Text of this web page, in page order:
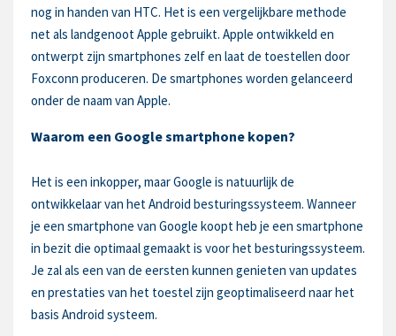
nog in handen van HTC. Het is een vergelijkbare methode
net als landgenoot Apple gebruikt. Apple ontwikkeld en
ontwerpt zijn smartphones zelf en laat de toestellen door
Foxconn produceren. De smartphones worden gelanceerd
onder de naam van Apple.
Waarom een Google smartphone kopen?
Het is een inkopper, maar Google is natuurlijk de
ontwikkelaar van het Android besturingssysteem. Wanneer
je een smartphone van Google koopt heb je een smartphone
in bezit die optimaal gemaakt is voor het besturingssysteem.
Je zal als een van de eersten kunnen genieten van updates
en prestaties van het toestel zijn geoptimaliseerd naar het
basis Android systeem.